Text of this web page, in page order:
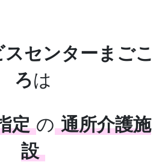
センターまごこ
ろは
定 の 通所介護施
設